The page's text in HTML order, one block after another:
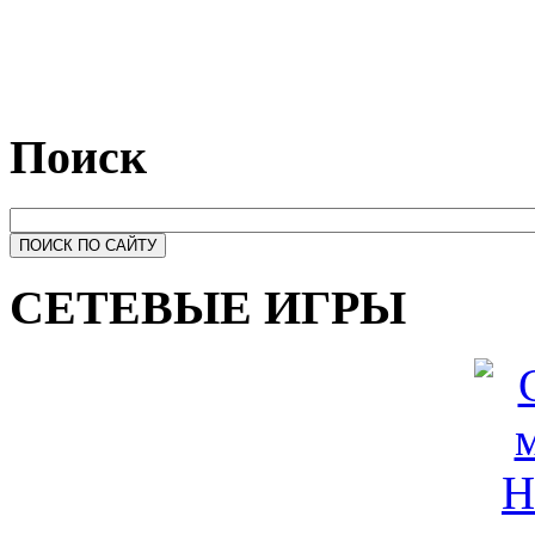
Поиск
СЕТЕВЫЕ ИГРЫ